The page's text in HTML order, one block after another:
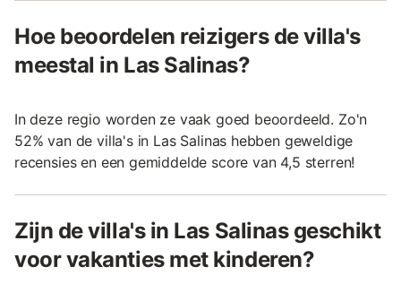
Hoe beoordelen reizigers de villa's
meestal in Las Salinas?
In deze regio worden ze vaak goed beoordeeld. Zo'n
52% van de villa's in Las Salinas hebben geweldige
recensies en een gemiddelde score van 4,5 sterren!
Zijn de villa's in Las Salinas geschikt
voor vakanties met kinderen?